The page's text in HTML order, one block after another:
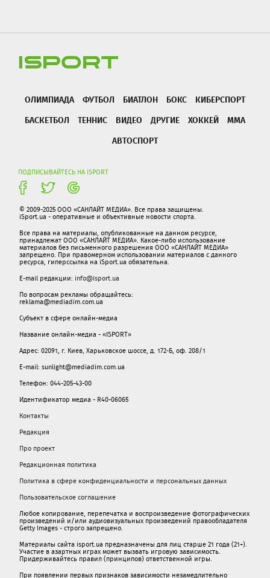
ОЛИМПИАДА ФУТБОЛ БИАТЛОН БОКС
КИБЕРСПОРТ
БАСКЕТБОЛ
ТЕННИС ВИДЕО ДРУГИЕ ХОККЕЙ
ММА
АВТОСПОРТ
ПОДПИСЫВАЙТЕСЬ НА ISPORT
© 2009-2025 ООО «САНЛАЙТ МЕДИА». Все права защищены.
iSport.ua - оперативные и объективные новости спорта.
Все права на материалы, опубликованные на данном ресурсе,
принадлежат ООО «САНЛАЙТ МЕДИА». Какое-либо использование
материалов без письменного разрешения ООО «САНЛАЙТ МЕДИА»
запрещено. При правомерном использовании материалов с данного
ресурса, гиперссылка на iSport.ua обязательна.
E-mail редакции: info@isport.ua
По вопросам рекламы обращайтесь:
reklama@mediadim.com.ua
Субъект в сфере онлайн-медиа
Название онлайн-медиа - «ISPORT»
Адрес: 02091, г. Киев, Харьковское шоссе, д. 172-Б, оф. 208/1
E-mail: sunlight@mediadim.com.ua
Телефон: 044-205-43-00
Идентификатор медиа - R40-06065
Контакты
Редакция
Про проект
Редакционная политика
Политика в сфере конфиденциальности и персональных данных
Пользовательское соглашение
Любое копирование, перепечатка и воспроизведение фотографических
произведений и/или аудиовизуальных произведений правообладателя
Getty Images - строго запрещено.
Материалы сайта isport.ua предназначены для лиц старше 21 года (21+).
Участие в азартных играх может вызвать игровую зависимость.
Придерживайтесь правил (принципов) ответственной игры.
При появлении первых признаков зависимости незамедлительно